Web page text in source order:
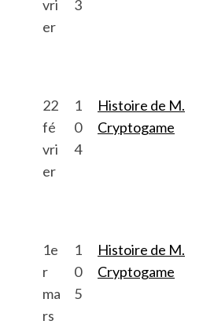
vri
er
3
22
fé
vri
er
1
0
4
Histoire de M.
Cryptogame
1e
r
ma
rs
1
0
5
Histoire de M.
Cryptogame